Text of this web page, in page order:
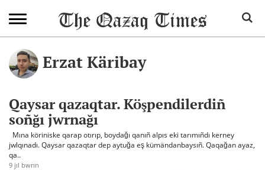
Erzat Käribay
Qaysar qazaqtar. Köşpendilerdiñ
soñğı jwrnağı
Mına köriniske qarap otırıp, boydağı qanıñ alpıs eki tarımıñdı kerney
jwlqınadı. Qaysar qazaqtar dep aytuğa eş kümändanbaysıñ. Qaqağan ayaz,
qa..
9 jıl bwrın